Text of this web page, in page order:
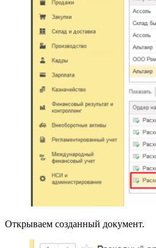
Открываем созданный документ.